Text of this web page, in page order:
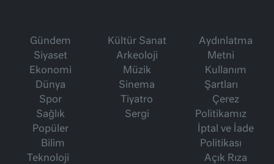
Gündem
Siyaset
Ekonomi
Dünya
Spor
Sağlık
Popüler
Bilim
Teknoloji
Kültür Sanat
Arkeoloji
Müzik
Sinema
Tiyatro
Sergi
Aydınlatma
Metni
Kullanım
Şartları
Çerez
Politikamız
İptal ve İade
Politikası
Açık Rıza